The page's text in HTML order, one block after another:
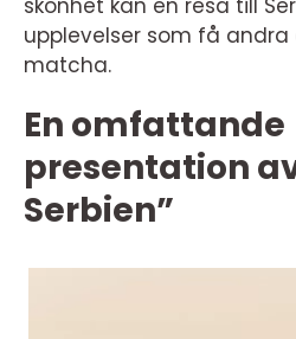
skönhet kan en resa till
upplevelser som få
matcha.
En omfattande
presentation
Serbien”